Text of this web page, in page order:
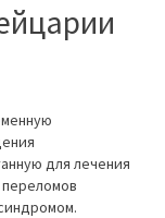
для лечения